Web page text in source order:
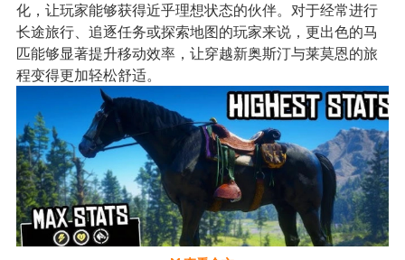
化，让玩家能够获得近乎理想状态的伙伴。对于经常进行
长途旅行、追逐任务或探索地图的玩家来说，更出色的马
匹能够显著提升移动效率，让穿越新奥斯汀与莱莫恩的旅
程变得更加轻松舒适。